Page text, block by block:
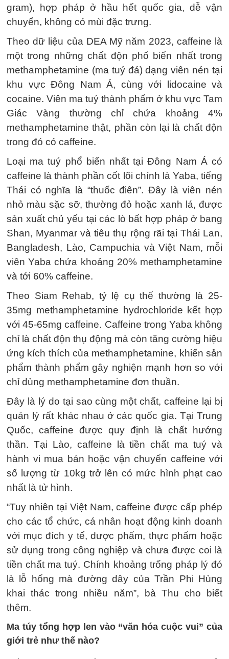
gram), hợp pháp ở hầu hết quốc gia, dễ vận
chuyển, không có mùi đặc trưng.
Theo dữ liệu của DEA Mỹ năm 2023, caffeine là
một trong những chất độn phổ biến nhất trong
methamphetamine (ma tuý đá) dạng viên nén tại
khu vực Đông Nam Á, cùng với lidocaine và
cocaine. Viên ma tuý thành phẩm ở khu vực Tam
Giác Vàng thường chỉ chứa khoảng 4%
methamphetamine thật, phần còn lại là chất độn
trong đó có caffeine.
Loại ma tuý phổ biến nhất tại Đông Nam Á có
caffeine là thành phần cốt lõi chính là Yaba, tiếng
Thái có nghĩa là “thuốc điên”. Đây là viên nén
nhỏ màu sặc sỡ, thường đỏ hoặc xanh lá, được
sản xuất chủ yếu tại các lò bất hợp pháp ở bang
Shan, Myanmar và tiêu thụ rộng rãi tại Thái Lan,
Bangladesh, Lào, Campuchia và Việt Nam, mỗi
viên Yaba chứa khoảng 20% methamphetamine
và tới 60% caffeine.
Theo Siam Rehab, tỷ lệ cụ thể thường là 25-
35mg methamphetamine hydrochloride kết hợp
với 45-65mg caffeine. Caffeine trong Yaba không
chỉ là chất độn thụ động mà còn tăng cường hiệu
ứng kích thích của methamphetamine, khiến sản
phẩm thành phẩm gây nghiện mạnh hơn so với
chỉ dùng methamphetamine đơn thuần.
Đây là lý do tại sao cùng một chất, caffeine lại bị
quản lý rất khác nhau ở các quốc gia. Tại Trung
Quốc, caffeine được quy định là chất hướng
thần. Tại Lào, caffeine là tiền chất ma tuý và
hành vi mua bán hoặc vận chuyển caffeine với
số lượng từ 10kg trở lên có mức hình phạt cao
nhất là tử hình.
“Tuy nhiên tại Việt Nam, caffeine được cấp phép
cho các tổ chức, cá nhân hoạt động kinh doanh
với mục đích y tế, dược phẩm, thực phẩm hoặc
sử dụng trong công nghiệp và chưa được coi là
tiền chất ma tuý. Chính khoảng trống pháp lý đó
là lỗ hổng mà đường dây của Trần Phi Hùng
khai thác trong nhiều năm”, bà Thu cho biết
thêm.
Ma túy tổng hợp len vào “văn hóa cuộc vui” của
giới trẻ như thế nào?